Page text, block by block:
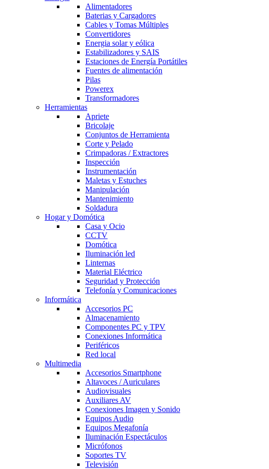
Alimentadores
Baterias y Cargadores
Cables y Tomas Múltiples
Convertidores
Energia solar y eólica
Estabilizadores y SAIS
Estaciones de Energía Portátiles
Fuentes de alimentación
Pilas
Powerex
Transformadores
Herramientas
Apriete
Bricolaje
Conjuntos de Herramienta
Corte y Pelado
Crimpadoras / Extractores
Inspección
Instrumentación
Maletas y Estuches
Manipulación
Mantenimiento
Soldadura
Hogar y Domótica
Casa y Ocio
CCTV
Domótica
Iluminación led
Linternas
Material Eléctrico
Seguridad y Protección
Telefonía y Comunicaciones
Informática
Accesorios PC
Almacenamiento
Componentes PC y TPV
Conexiones Informática
Periféricos
Red local
Multimedia
Accesorios Smartphone
Altavoces / Auriculares
Audiovisuales
Auxiliares AV
Conexiones Imagen y Sonido
Equipos Audio
Equipos Megafonía
Iluminación Espectáculos
Micrófonos
Soportes TV
Televisión